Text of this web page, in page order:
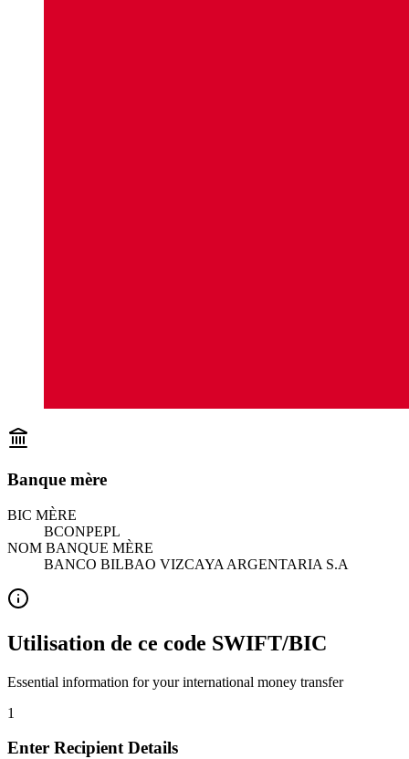
Banque mère
BIC MÈRE
BCONPEPL
NOM BANQUE MÈRE
BANCO BILBAO VIZCAYA ARGENTARIA S.A
Utilisation de ce code SWIFT/BIC
Essential information for your international money transfer
1
Enter Recipient Details